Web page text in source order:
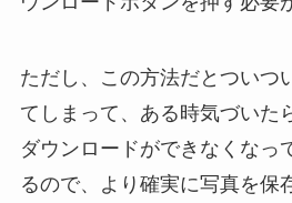
ただし、この方法だとついつ
てしまって、ある時気づいた
ダウンロードができなくなっ
るので、より確実に写真を保